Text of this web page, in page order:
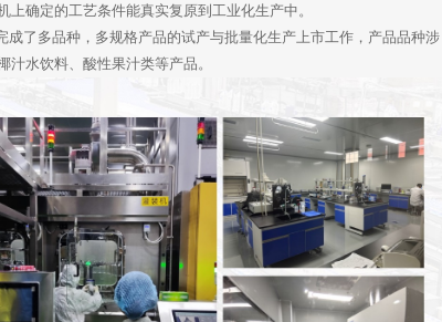
确定的工艺条件能真实复原到工业化生产中。
了多品种，多规格产品的试产与批量化生产上市工作，产品品种涉
水饮料、酸性果汁类等产品。